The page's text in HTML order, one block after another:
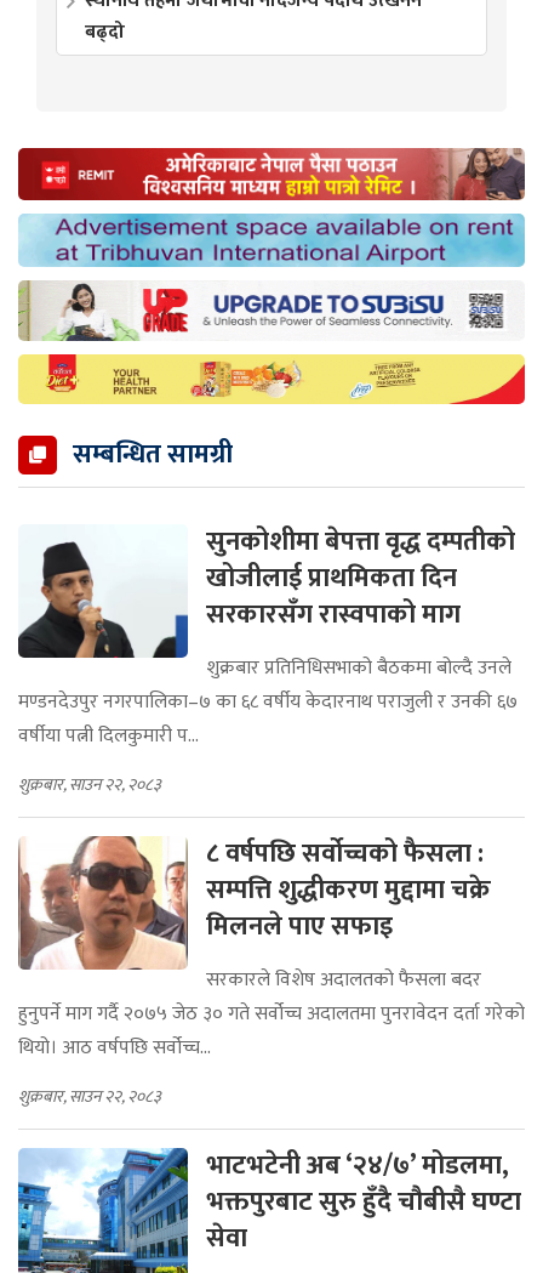
बढ्दो
सम्बन्धित सामग्री
सुनकोशीमा बेपत्ता वृद्ध दम्पतीको
खोजीलाई प्राथमिकता दिन
सरकारसँग रास्वपाको माग
शुक्रबार प्रतिनिधिसभाको बैठकमा बोल्दै उनले
मण्डनदेउपुर नगरपालिका–७ का ६८ वर्षीय केदारनाथ पराजुली र उनकी ६७
वर्षीया पत्नी दिलकुमारी प...
शुक्रबार, साउन २२, २०८३
८ वर्षपछि सर्वोच्चको फैसला :
सम्पत्ति शुद्धीकरण मुद्दामा चक्रे
मिलनले पाए सफाइ
सरकारले विशेष अदालतको फैसला बदर
हुनुपर्ने माग गर्दै २०७५ जेठ ३० गते सर्वोच्च अदालतमा पुनरावेदन दर्ता गरेको
थियो। आठ वर्षपछि सर्वोच्च...
शुक्रबार, साउन २२, २०८३
भाटभटेनी अब ‘२४/७’ मोडलमा,
भक्तपुरबाट सुरु हुँदै चौबीसै घण्टा
सेवा